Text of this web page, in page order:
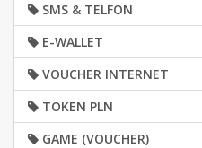
SMS & TELFON
E-WALLET
VOUCHER INTERNET
TOKEN PLN
GAME (VOUCHER)